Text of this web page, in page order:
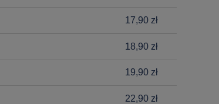
17,90 zł
18,90 zł
19,90 zł
22,90 zł